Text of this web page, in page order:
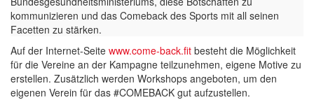
kommunizieren und das Comeback des Sports mit all seinen
Facetten zu stärken.
Auf der Internet-Seite www.come-back.fit besteht die Möglichkeit
für die Vereine an der Kampagne teilzunehmen, eigene Motive zu
erstellen. Zusätzlich werden Workshops angeboten, um den
eigenen Verein für das #COMEBACK gut aufzustellen.